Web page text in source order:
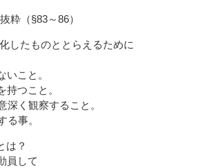
粋（§83～86）
したものととらえるために
こと。
つこと。
く観察すること。
事。
は？
員して